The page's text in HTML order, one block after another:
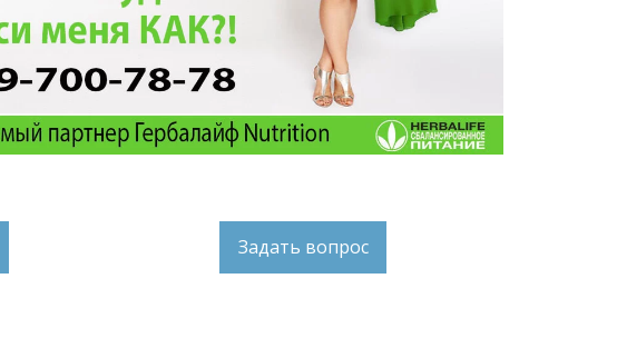
Задать вопрос